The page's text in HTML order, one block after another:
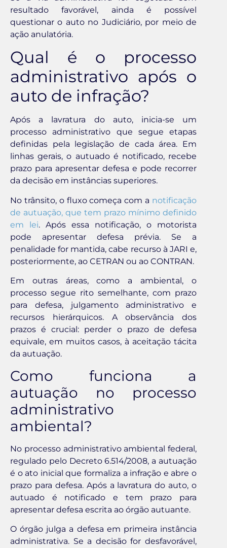
resultado favorável, ainda é possível
questionar o auto no Judiciário, por meio de
ação anulatória.
Qual é o processo
administrativo após o
auto de infração?
Após a lavratura do auto, inicia-se um
processo administrativo que segue etapas
definidas pela legislação de cada área. Em
linhas gerais, o autuado é notificado, recebe
prazo para apresentar defesa e pode recorrer
da decisão em instâncias superiores.
No trânsito, o fluxo começa com a notificação
de autuação, que tem prazo mínimo definido
em lei. Após essa notificação, o motorista
pode apresentar defesa prévia. Se a
penalidade for mantida, cabe recurso à JARI e,
posteriormente, ao CETRAN ou ao CONTRAN.
Em outras áreas, como a ambiental, o
processo segue rito semelhante, com prazo
para defesa, julgamento administrativo e
recursos hierárquicos. A observância dos
prazos é crucial: perder o prazo de defesa
equivale, em muitos casos, à aceitação tácita
da autuação.
Como funciona a
autuação no processo
administrativo
ambiental?
No processo administrativo ambiental federal,
regulado pelo Decreto 6.514/2008, a autuação
é o ato inicial que formaliza a infração e abre o
prazo para defesa. Após a lavratura do auto, o
autuado é notificado e tem prazo para
apresentar defesa escrita ao órgão autuante.
O órgão julga a defesa em primeira instância
administrativa. Se a decisão for desfavorável,